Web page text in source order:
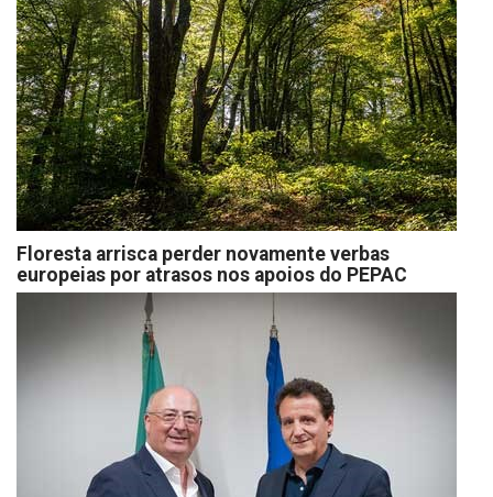
Floresta arrisca perder novamente verbas
europeias por atrasos nos apoios do PEPAC